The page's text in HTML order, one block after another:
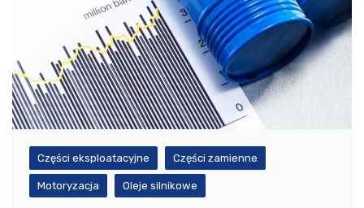
Części eksploatacyjne Części zamienne
Motoryzacja Oleje silnikowe